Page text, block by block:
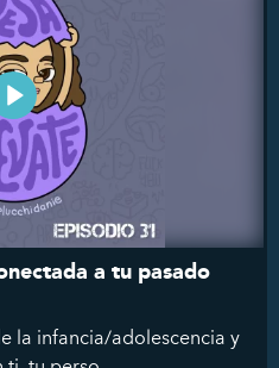
a tu pasado
la infancia/adolescencia y